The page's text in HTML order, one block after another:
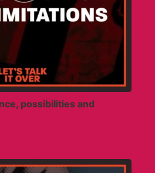
possibilities and